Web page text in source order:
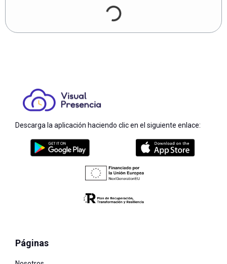
Descarga la aplicación haciendo clic en el siguiente enlace:
Páginas